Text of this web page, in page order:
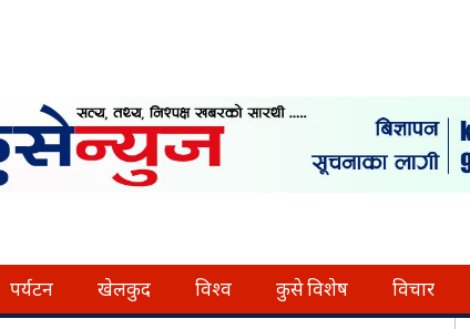
पर्यटन खेलकुद विश्व कुसे विशेष विचार